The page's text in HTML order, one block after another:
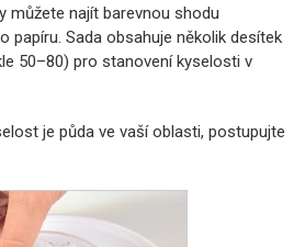
můžete najít barevnou shodu
papíru. Sada obsahuje několik desítek
50–80) pro stanovení kyselosti v
je půda ve vaší oblasti, postupujte